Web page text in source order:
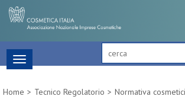
Toggle
navigation
Home
Tecnico Regolatorio Normativa cosmetici